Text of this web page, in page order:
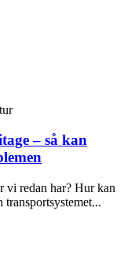
– så kan
vi redan har? Hur kan